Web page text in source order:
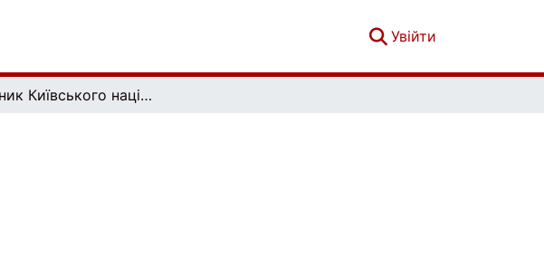
Увійти
Вісник Київського національного університету імені Тараса Шевченка. Економіка. Випуск 4 (193)